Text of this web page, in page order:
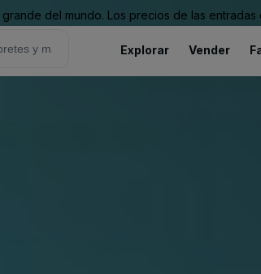
del mundo. Los precios de las
Explorar Vender